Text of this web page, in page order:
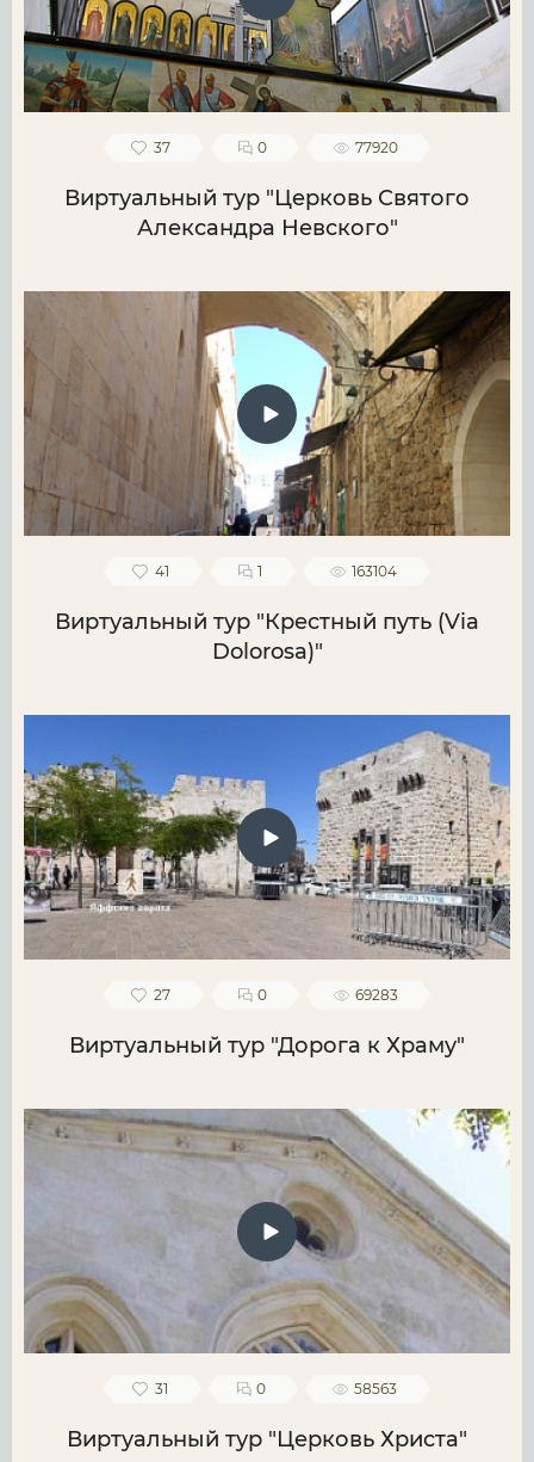
37 0 77920
Виртуальный тур "Церковь Святого
Александра Невского"
41 1 163104
Виртуальный тур "Крестный путь (Via
Dolorosa)"
27 0 69283
Виртуальный тур "Дорога к Храму"
31 0 58563
Виртуальный тур "Церковь Христа"